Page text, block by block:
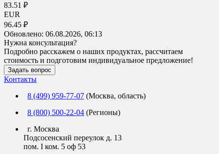
83.51 ₽
EUR
96.45 ₽
Обновлено: 06.08.2026, 06:13
Нужна консультация?
Подробно расскажем о наших продуктах, рассчитаем
стоимость и подготовим индивидуальное предложение!
Задать вопрос
Контакты
8 (499) 959-77-07 (Москва, область)
8 (800) 500-22-04 (Регионы)
г. Москва
Подсосенский переулок д. 13
пом. I ком. 5 оф 53